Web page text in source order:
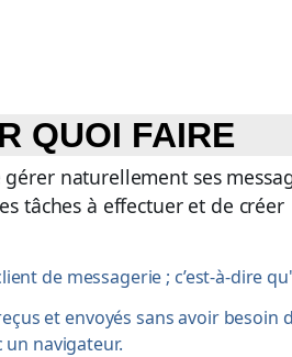
QUOI FAIRE
naturellement ses
tâches à effectuer et de créer
de messagerie ; c’est-à-dire
et envoyés sans avoir besoin
navigateur.